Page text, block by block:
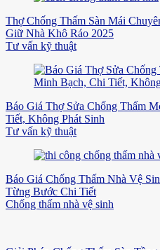
Thợ Chống Thấm Sàn Mái
Giữ Nhà Khô Ráo 2025
Tư vấn kỹ thuật
Báo Giá Thợ Sửa Chống Thấm
Tiết, Không Phát Sinh
Tư vấn kỹ thuật
Báo Giá Chống Thấm Nhà Vệ
Từng Bước Chi Tiết
Chống thấm nhà vệ sinh